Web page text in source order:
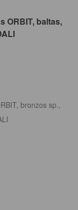
ORBIT, baltas,